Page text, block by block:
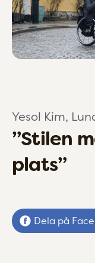
Yesol Kim,
”Stilen
plats”
Dela på